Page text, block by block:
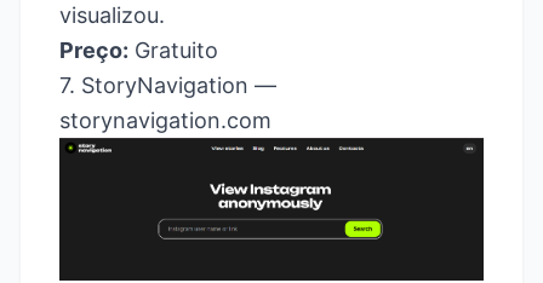
visualizou.
Preço: Gratuito
7. StoryNavigation —
storynavigation.com